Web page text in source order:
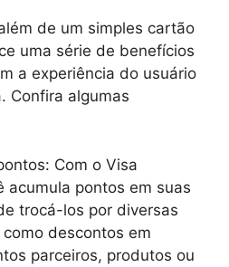
de um simples cartão
uma série de benefícios
a experiência do usuário
Confira algumas
Com o Visa
acumula pontos em suas
trocá-los por diversas
descontos em
parceiros, produtos ou